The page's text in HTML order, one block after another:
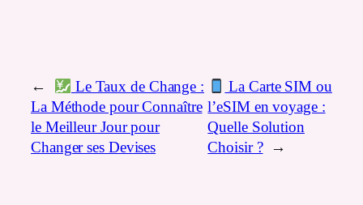
←
Le Taux de Change :
La Méthode pour Connaître
le Meilleur Jour pour
Changer ses Devises
La Carte SIM ou
l’eSIM en voyage :
Quelle Solution
Choisir ?
→